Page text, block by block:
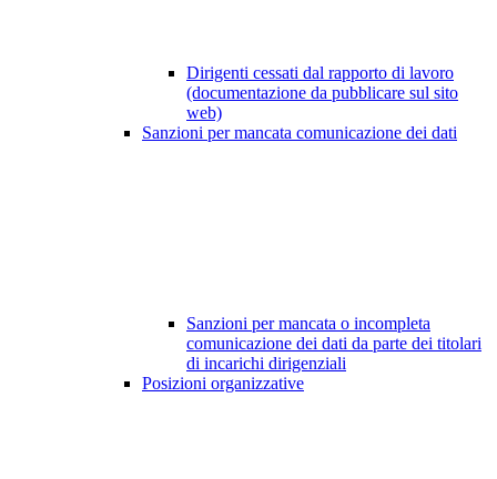
Dirigenti cessati dal rapporto di lavoro
(documentazione da pubblicare sul sito
web)
Sanzioni per mancata comunicazione dei dati
Sanzioni per mancata o incompleta
comunicazione dei dati da parte dei titolari
di incarichi dirigenziali
Posizioni organizzative